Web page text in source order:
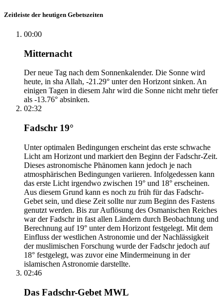
Zeitleiste der heutigen Gebetszeiten
00:00
Mitternacht
Der neue Tag nach dem Sonnenkalender. Die Sonne wird
heute, in sha Allah, -21.29° unter den Horizont sinken. An
einigen Tagen in diesem Jahr wird die Sonne nicht mehr tiefer
als -13.76° absinken.
02:32
Fadschr 19°
Unter optimalen Bedingungen erscheint das erste schwache
Licht am Horizont und markiert den Beginn der Fadschr-Zeit.
Dieses astronomische Phänomen kann jedoch je nach
atmosphärischen Bedingungen variieren. Infolgedessen kann
das erste Licht irgendwo zwischen 19° und 18° erscheinen.
Aus diesem Grund kann es noch zu früh für das Fadschr-
Gebet sein, und diese Zeit sollte nur zum Beginn des Fastens
genutzt werden. Bis zur Auflösung des Osmanischen Reiches
war der Fadschr in fast allen Ländern durch Beobachtung und
Berechnung auf 19° unter dem Horizont festgelegt. Mit dem
Einfluss der westlichen Astronomie und der Nachlässigkeit
der muslimischen Forschung wurde der Fadschr jedoch auf
18° festgelegt, was zuvor eine Mindermeinung in der
islamischen Astronomie darstellte.
02:46
Das Fadschr-Gebet MWL